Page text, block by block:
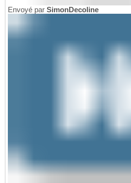
Envoyé par SimonDecoline